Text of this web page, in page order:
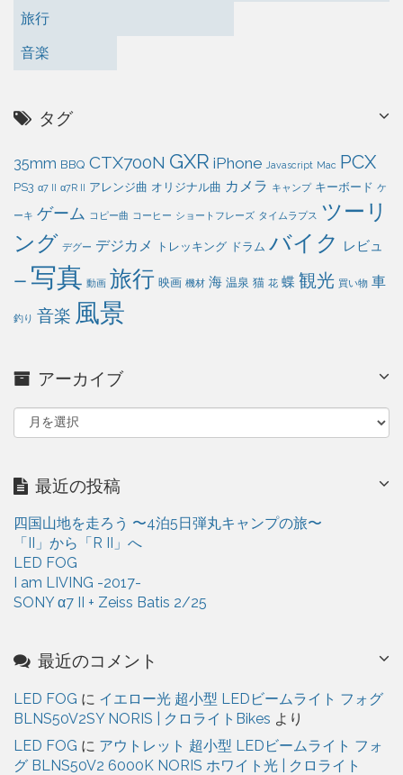
旅行
音楽
タグ
35mm BBQ CTX700N GXR iPhone Javascript Mac PCX
PS3 α7 II α7R II アレンジ曲 オリジナル曲 カメラ キャンプ キーボード ケ
ーキ ゲーム コピー曲 コーヒー ショートフレーズ タイムラプス ツーリ
ング デグー デジカメ トレッキング ドラム バイク レビュ
ー 写真 動画 旅行 映画 機材 海 温泉 猫 花 蝶 観光 買い物 車
釣り 音楽 風景
アーカイブ
ア
ー
イ
ブ 最近の投稿
四国山地を走ろう 〜4泊5日弾丸キャンプの旅〜
「II」から「R II」へ
LED FOG
I am LIVING -2017-
SONY α7 II + Zeiss Batis 2/25
最近のコメント
LED FOG に イエロー光 超小型 LEDビームライト フォグ
BLNS50V2SY NORIS | クロライトBikes より
LED FOG に アウトレット 超小型 LEDビームライト フォ
グ BLNS50V2 6000K NORIS ホワイト光 | クロライト